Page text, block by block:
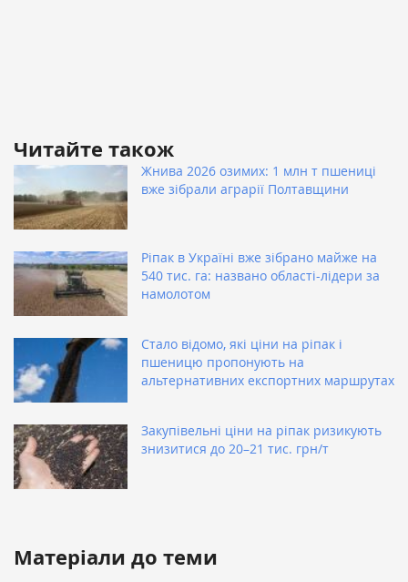
Читайте також
Жнива 2026 озимих: 1 млн т пшениці
вже зібрали аграрії Полтавщини
Ріпак в Україні вже зібрано майже на
540 тис. га: названо області-лідери за
намолотом
Стало відомо, які ціни на ріпак і
пшеницю пропонують на
альтернативних експортних маршрутах
Закупівельні ціни на ріпак ризикують
знизитися до 20–21 тис. грн/т
Матеріали до теми